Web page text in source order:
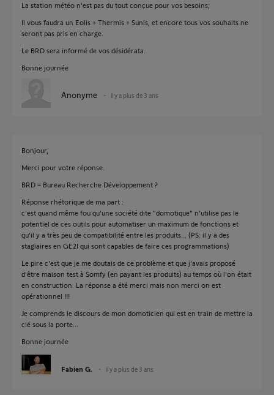
La station météo n'est pas du tout conçue pour vos besoins;
Il vous faudra un Eolis + Thermis + Sunis, et encore tous vos souhaits ne
seront pas pris en charge.
Le BRD sera informé de vos désidérata.
Bonne journée
Anonyme il y a plus de 3 ans
Bonjour,
Merci pour votre réponse.
BRD = Bureau Recherche Développement ?
Réponse rhétorique de ma part :
c'est quand même fou qu'une société dite "domotique" n'utilise pas le
potentiel de ces outils pour automatiser un maximum de fonctions et
qu'il y a très peu de compatibilité entre les produits... (PS: il y a des
stagiaires en GE2I qui sont capables de faire ces programmations)
Le pire c'est que je me doutais de ce problème et que j'avais proposé
d'être maison test à Somfy (en payant les produits) au temps où l'on était
en construction. La réponse a été merci mais non merci on est
opérationnel !!!
Je comprends le discours de mon domoticien qui est en train de mettre la
clé sous la porte...
Bonne journée
Fabien G. il y a plus de 3 ans